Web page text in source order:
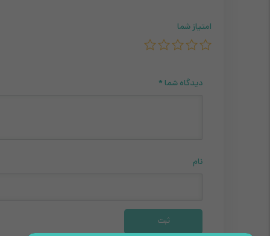
امتیاز شما
دیدگاه شما *
نام